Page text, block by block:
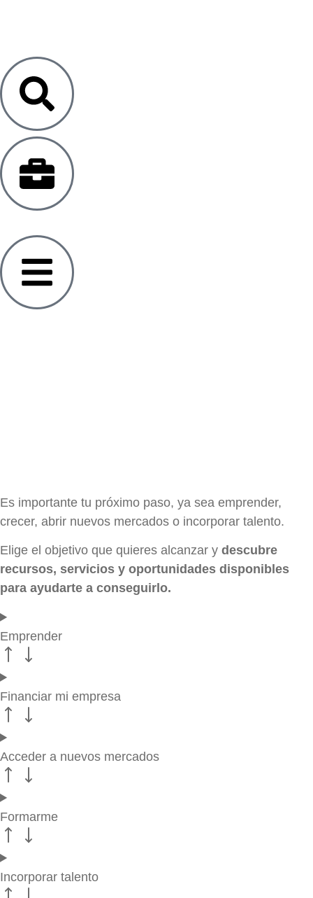
Es importante tu próximo paso, ya sea emprender,
crecer, abrir nuevos mercados o incorporar talento.
Elige el objetivo que quieres alcanzar y descubre
recursos, servicios y oportunidades disponibles
para ayudarte a conseguirlo.
Emprender
Financiar mi empresa
Acceder a nuevos mercados
Formarme
Incorporar talento